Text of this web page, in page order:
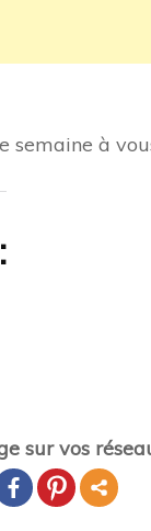
semaine à
sur vos